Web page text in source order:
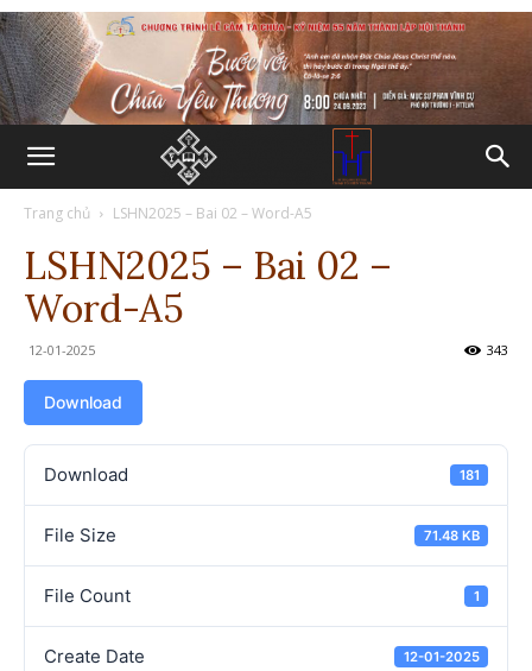
Trang chủ LSHN2025 – Bai 02 – Word-A5
LSHN2025 – Bai 02 –
Word-A5
12-01-2025 343
Download
Download 181
File Size 71.48 KB
File Count 1
Create Date 12-01-2025